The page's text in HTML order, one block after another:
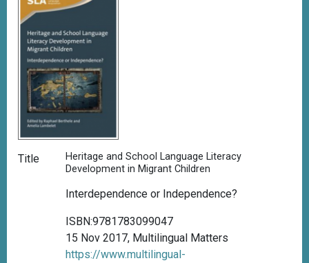
Title
Heritage and School Language Literacy
Development in Migrant Children
Interdependence or Independence?
ISBN:9781783099047
15 Nov 2017, Multilingual Matters
https://www.multilingual-